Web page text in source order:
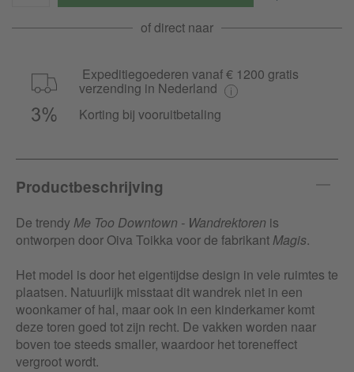
of direct naar
Expeditiegoederen vanaf € 1200 gratis
verzending in Nederland
Korting bij vooruitbetaling
Productbeschrijving
De trendyMe Too Downtown - Wandrektoren is
ontworpen door Oiva Toikka voor de fabrikantMagis.
Het model is door het eigentijdse design in vele ruimtes te
plaatsen. Natuurlijk misstaat dit wandrek niet in een
woonkamer of hal, maar ook in een kinderkamer komt
deze toren goed tot zijn recht. De vakken worden naar
boven toe steeds smaller, waardoor het toreneffect
vergroot wordt.